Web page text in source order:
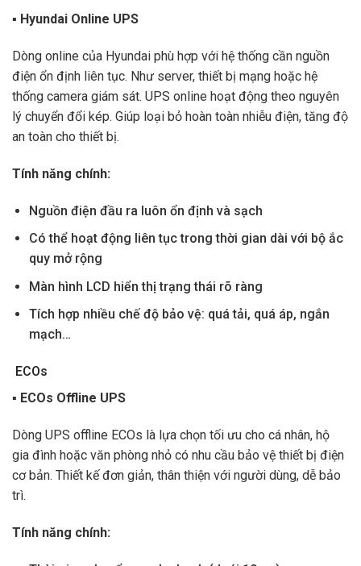
▪ Hyundai Online UPS
Dòng online của Hyundai phù hợp với hệ thống cần nguồn
điện ổn định liên tục. Như server, thiết bị mạng hoặc hệ
thống camera giám sát. UPS online hoạt động theo nguyên
lý chuyển đổi kép. Giúp loại bỏ hoàn toàn nhiễu điện, tăng độ
an toàn cho thiết bị.
Tính năng chính:
Nguồn điện đầu ra luôn ổn định và sạch
Có thể hoạt động liên tục trong thời gian dài với bộ ắc
quy mở rộng
Màn hình LCD hiển thị trạng thái rõ ràng
Tích hợp nhiều chế độ bảo vệ: quá tải, quá áp, ngắn
mạch…
ECOs
▪ ECOs Offline UPS
Dòng UPS offline ECOs là lựa chọn tối ưu cho cá nhân, hộ
gia đình hoặc văn phòng nhỏ có nhu cầu bảo vệ thiết bị điện
cơ bản. Thiết kế đơn giản, thân thiện với người dùng, dễ bảo
trì.
Tính năng chính: